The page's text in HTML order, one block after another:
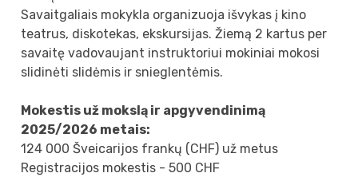
Savaitgaliais mokykla organizuoja išvykas į kino
teatrus, diskotekas, ekskursijas. Žiemą 2 kartus per
savaitę vadovaujant instruktoriui mokiniai mokosi
slidinėti slidėmis ir snieglentėmis.
Mokestis už mokslą ir apgyvendinimą
2025/2026 metais:
124 000 Šveicarijos frankų (СHF) už metus
Registracijos mokestis - 500 СHF